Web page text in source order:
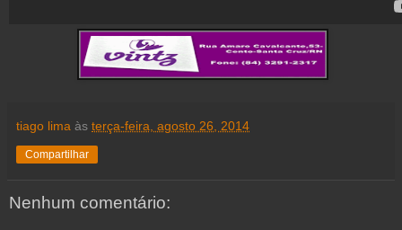
tiago lima às terça-feira, agosto 26, 2014
Compartilhar
Nenhum comentário: